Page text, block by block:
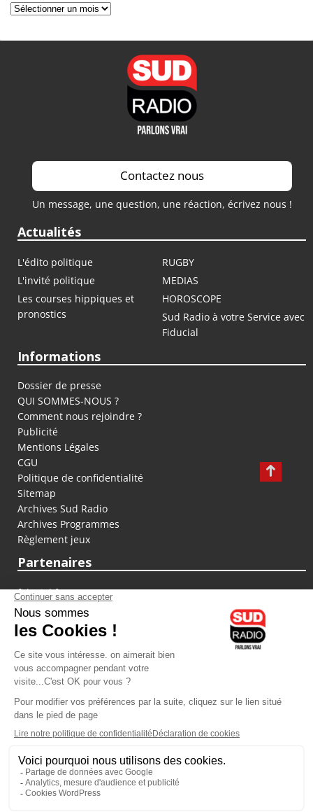
Archives
Contactez nous
Un message, une question, une réaction, écrivez nous !
Actualités
L'édito politique
RUGBY
L'invité politique
MEDIAS
Les courses hippiques et
pronostics
HOROSCOPE
Sud Radio à votre Service avec
Fiducial
Informations
Dossier de presse
QUI SOMMES-NOUS ?
Comment nous rejoindre ?
Publicité
Mentions Légales
CGU
Politique de confidentialité
Sitemap
Archives Sud Radio
Archives Programmes
Règlement jeux
Partenaires
fiducial.fr
lyoncapitale.fr
olympique-et-lyonnais.com
L'application Iphone / Android
Téléchargez l'application
Les cookies
Gestion des cookies
Crédit photos : ©Sud Radio / Pierre Olivier